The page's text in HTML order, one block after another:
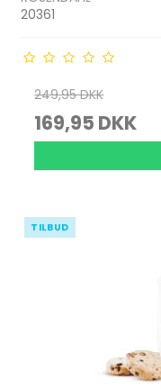
20361
249,95 DKK
169,95 DKK
TILBUD